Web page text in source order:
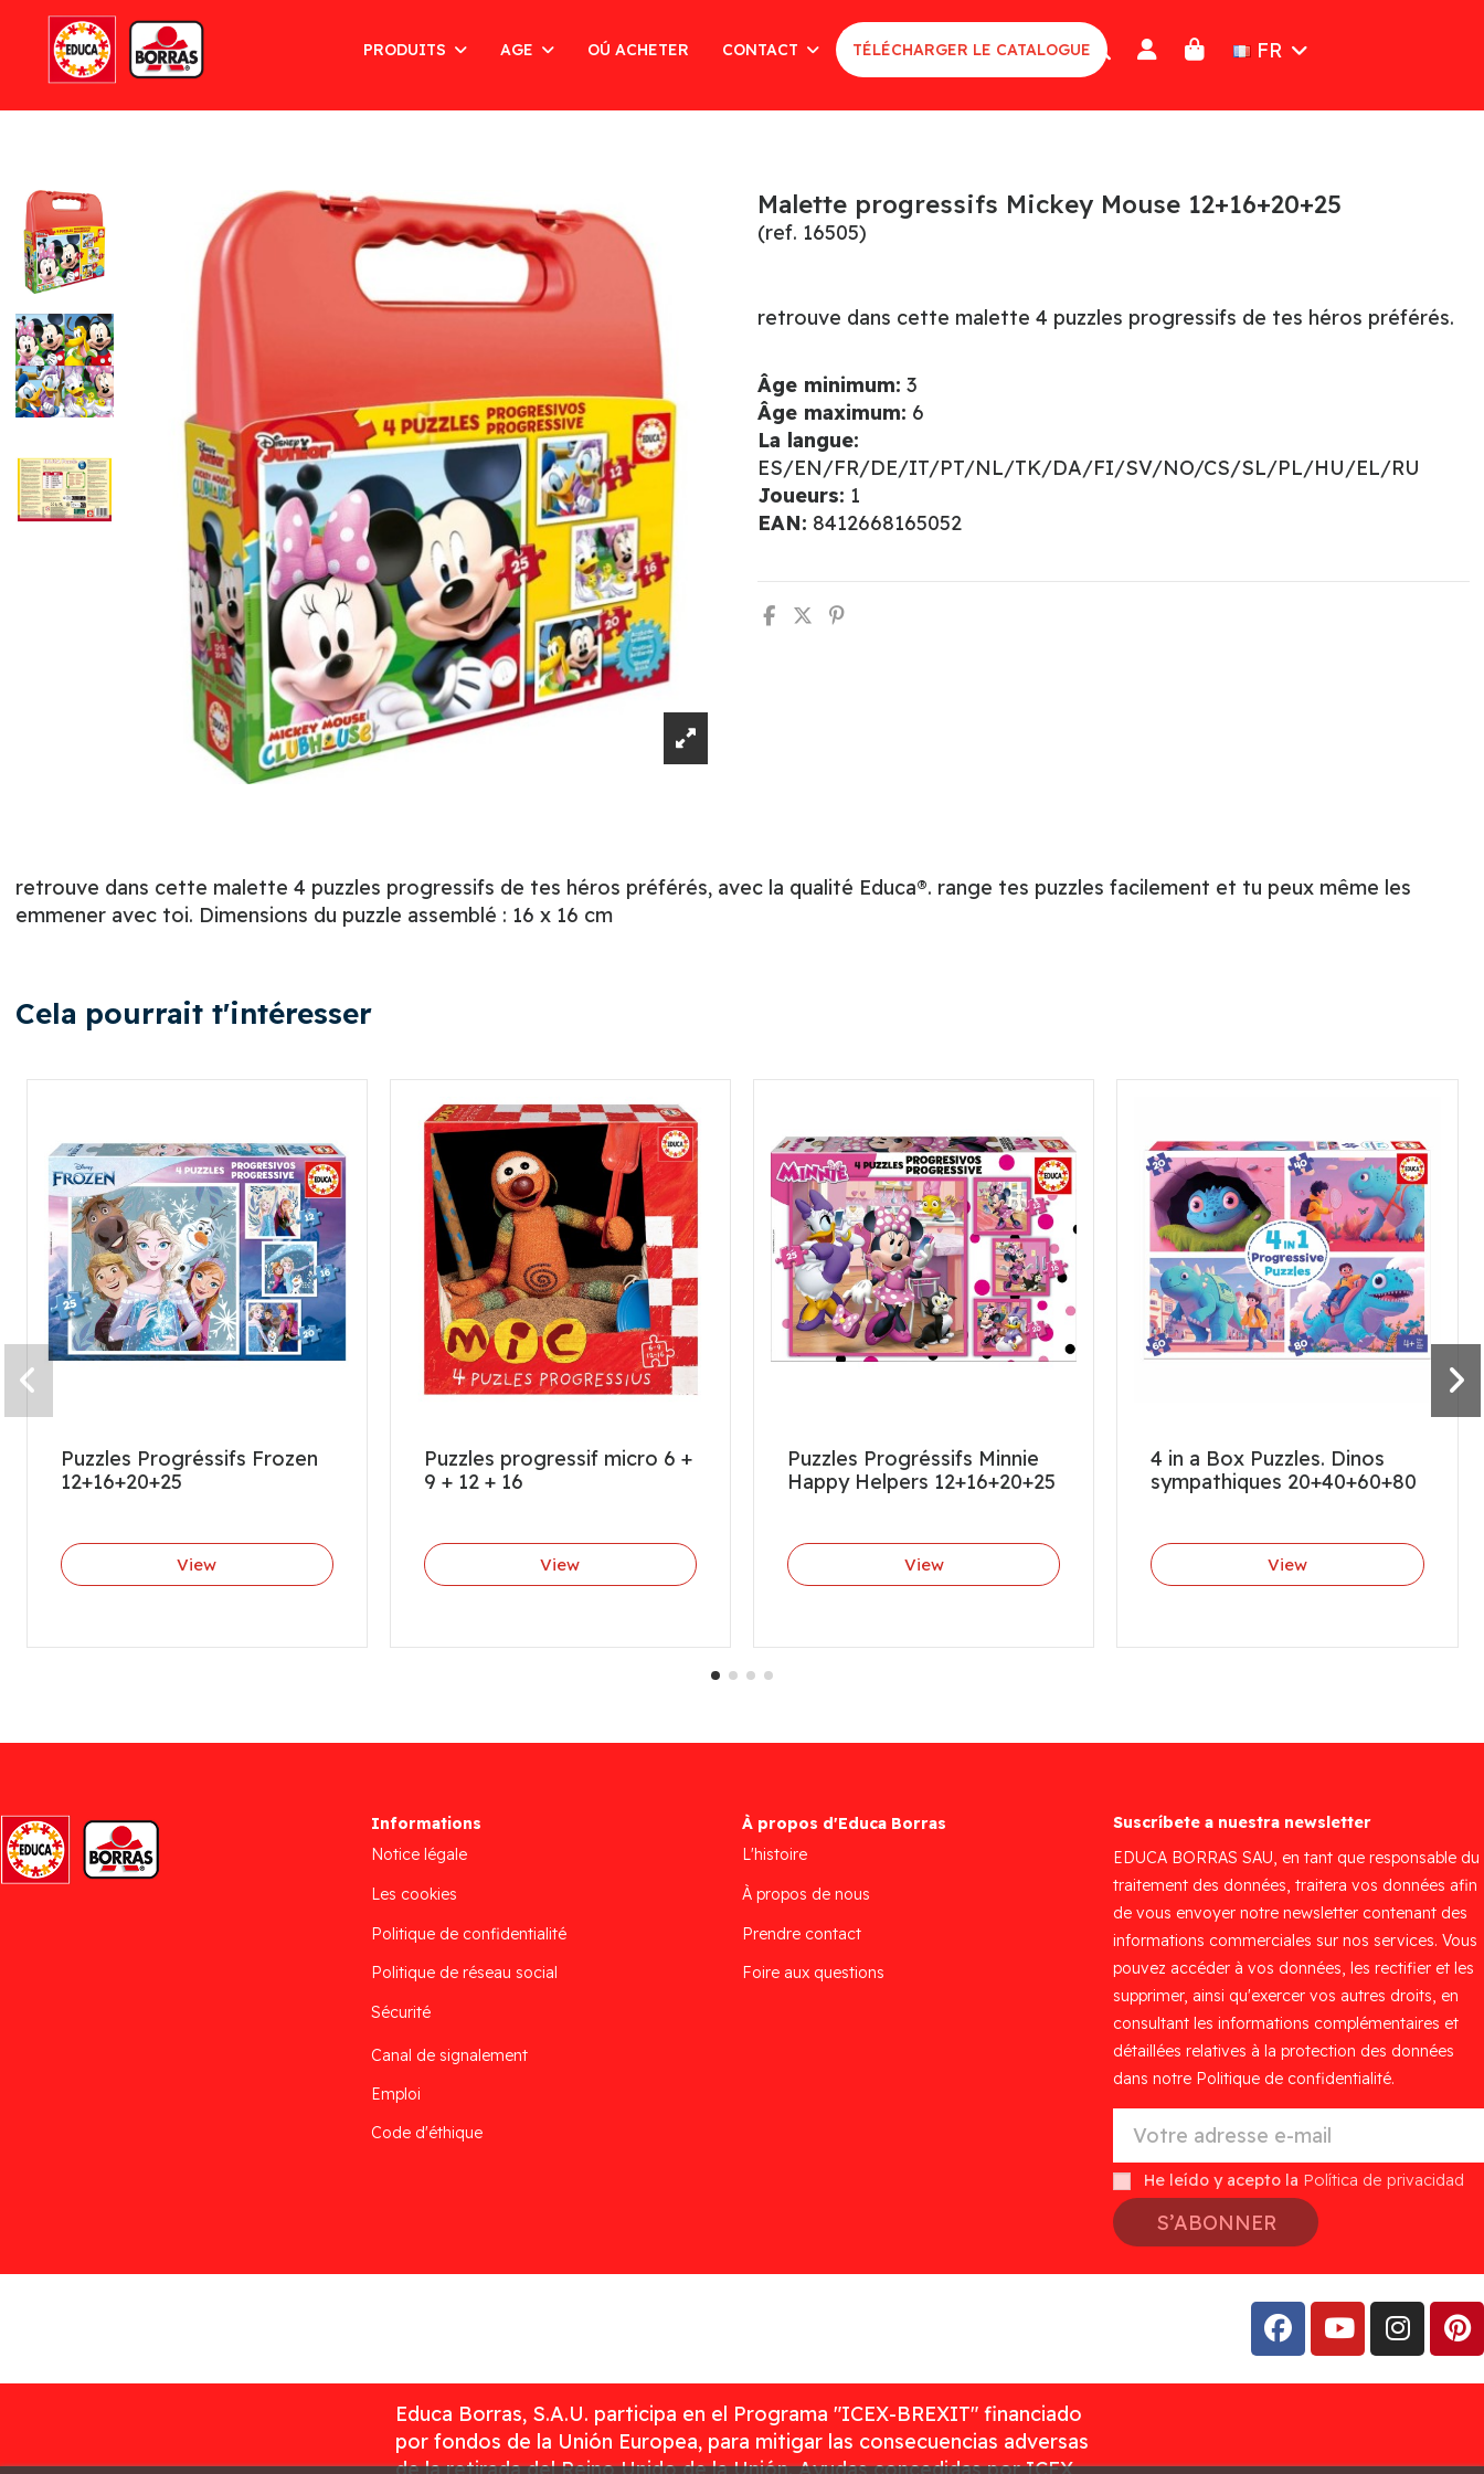
PRODUITS AGE OÚ ACHETER CONTACT TÉLÉCHARGER LE CATALOGUE FR
Malette progressifs Mickey Mouse 12+16+20+25
(ref. 16505)
retrouve dans cette malette 4 puzzles progressifs de tes héros préférés.
Âge minimum: 3
Âge maximum: 6
La langue:
ES/EN/FR/DE/IT/PT/NL/TK/DA/FI/SV/NO/CS/SL/PL/HU/EL/RU
Joueurs: 1
EAN: 8412668165052
retrouve dans cette malette 4 puzzles progressifs de tes héros préférés, avec la qualité Educa®. range tes puzzles facilement et tu peux même les
emmener avec toi. Dimensions du puzzle assemblé : 16 x 16 cm
Cela pourrait t'intéresser
Puzzles Progréssifs Frozen
12+16+20+25
View
Puzzles progressif micro 6 +
9 + 12 + 16
View
Puzzles Progréssifs Minnie
Happy Helpers 12+16+20+25
View
4 in a Box Puzzles. Dinos
sympathiques 20+40+60+80
View
Informations
Notice légale
Les cookies
Politique de confidentialité
Politique de réseau social
Sécurité
Canal de signalement
Emploi
Code d'éthique
À propos d'Educa Borras
L'histoire
À propos de nous
Prendre contact
Foire aux questions
Suscríbete a nuestra newsletter
EDUCA BORRAS SAU, en tant que responsable du
traitement des données, traitera vos données afin
de vous envoyer notre newsletter contenant des
informations commerciales sur nos services. Vous
pouvez accéder à vos données, les rectifier et les
supprimer, ainsi qu'exercer vos autres droits, en
consultant les informations complémentaires et
détaillées relatives à la protection des données
dans notre Politique de confidentialité.
He leído y acepto la Política de privacidad
S’ABONNER
Educa Borras, S.A.U. participa en el Programa "ICEX-BREXIT" financiado
por fondos de la Unión Europea, para mitigar las consecuencias adversas